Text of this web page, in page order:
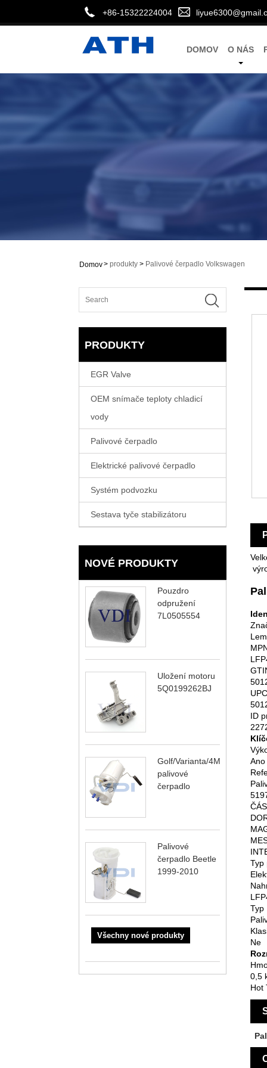
+86-15322224004
DOMOV O NÁS
Domov> produkty > Palivové čerpadlo Volkswagen
PRODUKTY
EGR Valve
OEM snímače teploty chladicí
vody
Palivové čerpadlo
Elektrické palivové čerpadlo
Systém podvozku
Sestava tyče stabilizátoru
NOVÉ PRODUKTY
Pouzdro
odpružení
7L0505554
Uložení motoru
5Q0199262BJ
Golf/Varianta/4Motion
palivové
čerpadlo
Palivové
čerpadlo Beetle
1999-2010
Všechny nové produkty
UPC
ID
Ano
Typ
Typ
Ne
0,5
Hot